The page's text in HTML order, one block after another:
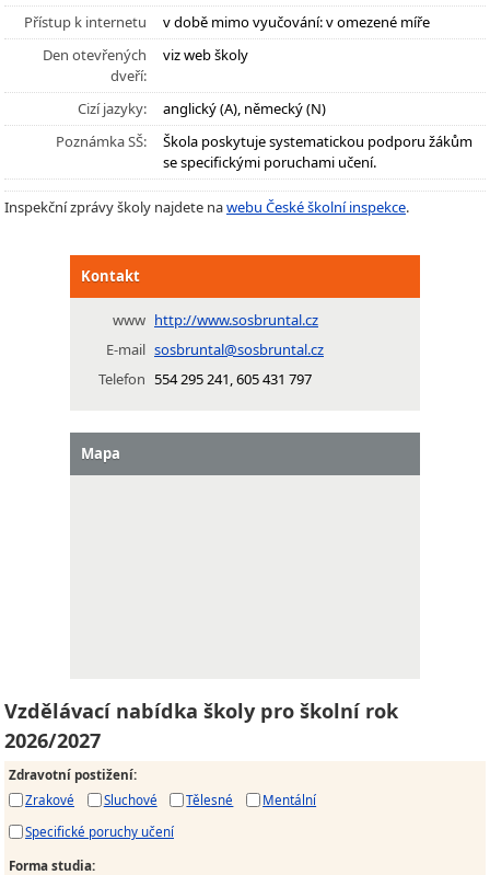
Přístup k internetu
v době mimo vyučování: v omezené míře
Den otevřených
dveří:
viz web školy
Cizí jazyky:
anglický (A), německý (N)
Poznámka SŠ:
Škola poskytuje systematickou podporu žákům
se specifickými poruchami učení.
Inspekční zprávy školy najdete nawebu České školní inspekce.
Kontakt
www http://www.sosbruntal.cz
E-mail sosbruntal@sosbruntal.cz
Telefon 554 295 241, 605 431 797
Mapa
Vzdělávací nabídka školy pro školní rok
2026/2027
Zdravotní postižení:
Zrakové
Sluchové Tělesné
Mentální
Specifické poruchy učení
Forma studia: